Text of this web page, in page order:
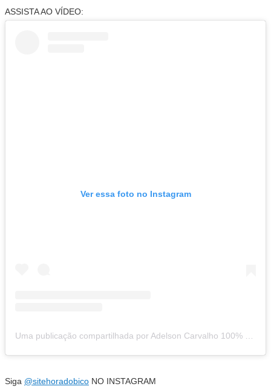
ASSISTA AO VÍDEO:
Ver essa foto no Instagram
Siga @sitehoradobico NO INSTAGRAM